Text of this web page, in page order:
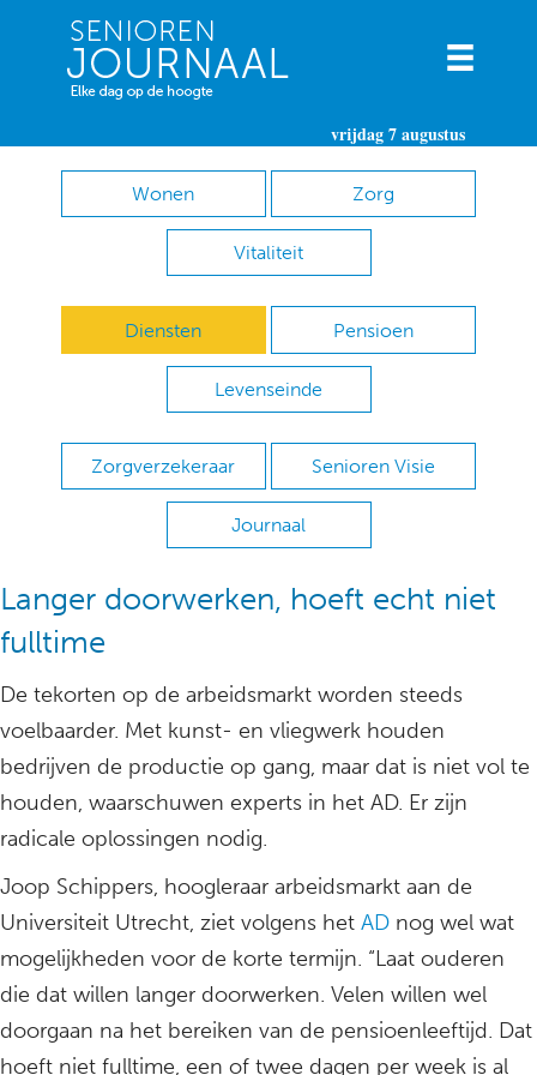
vrijdag 7 augustus
Wonen Zorg
Vitaliteit
Diensten Pensioen
Levenseinde
Zorgverzekeraar Senioren Visie
Journaal
Langer doorwerken, hoeft echt niet
fulltime
De tekorten op de arbeidsmarkt worden steeds
voelbaarder. Met kunst- en vliegwerk houden
bedrijven de productie op gang, maar dat is niet vol te
houden, waarschuwen experts in het AD. Er zijn
radicale oplossingen nodig.
Joop Schippers, hoogleraar arbeidsmarkt aan de
Universiteit Utrecht, ziet volgens het AD nog wel wat
mogelijkheden voor de korte termijn. “Laat ouderen
die dat willen langer doorwerken. Velen willen wel
doorgaan na het bereiken van de pensioenleeftijd. Dat
hoeft niet fulltime, een of twee dagen per week is al